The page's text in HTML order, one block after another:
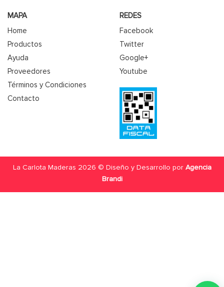
MAPA
Home
Productos
Ayuda
Proveedores
Términos y Condiciones
Contacto
REDES
Facebook
Twitter
Google+
Youtube
La Carlota Maderas 2026 © Diseño y Desarrollo por Agencia
Brandi